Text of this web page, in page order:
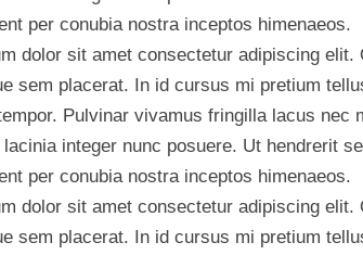
per conubia nostra inceptos himenaeos.
dolor sit amet consectetur adipiscing
sem placerat. In id cursus mi pretium
Pulvinar vivamus fringilla lacus nec
lacinia integer nunc posuere. Ut hendrerit
per conubia nostra inceptos himenaeos.
dolor sit amet consectetur adipiscing
sem placerat. In id cursus mi pretium